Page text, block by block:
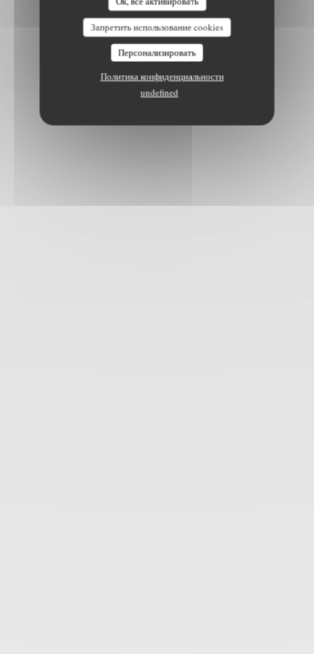
Запретить использование cookies
Персонализировать
Политика конфиденциальности
undefined